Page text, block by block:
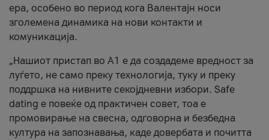
ера, особено во период кога Валентајн носи
зголемена динамика на нови контакти и
комуникација.
„Нашиот пристап во А1 е да создадеме вредност за
луѓето, не само преку технологија, туку и преку
поддршка на нивните секојдневни избори. Safe
dating е повеќе од практичен совет, тоа е
промовирање на свесна, одговорна и безбедна
култура на запознавања, каде довербата и почитта